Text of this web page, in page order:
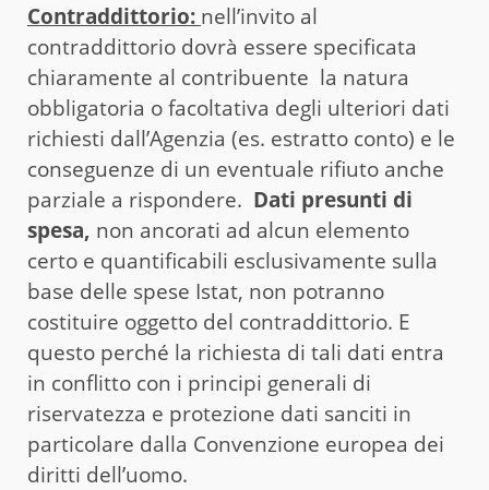
Contraddittorio: nell’invito al
contraddittorio dovrà essere specificata
chiaramente al contribuente la natura
obbligatoria o facoltativa degli ulteriori dati
richiesti dall’Agenzia (es. estratto conto) e le
conseguenze di un eventuale rifiuto anche
parziale a rispondere. Dati presunti di
spesa, non ancorati ad alcun elemento
certo e quantificabili esclusivamente sulla
base delle spese Istat, non potranno
costituire oggetto del contraddittorio. E
questo perché la richiesta di tali dati entra
in conflitto con i principi generali di
riservatezza e protezione dati sanciti in
particolare dalla Convenzione europea dei
diritti dell’uomo.